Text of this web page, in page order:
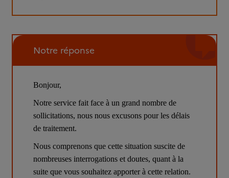
Notre réponse
Bonjour,
Notre service fait face à un grand nombre de
sollicitations, nous nous excusons pour les délais
de traitement.
Nous comprenons que cette situation suscite de
nombreuses interrogations et doutes, quant à la
suite que vous souhaitez apporter à cette relation.